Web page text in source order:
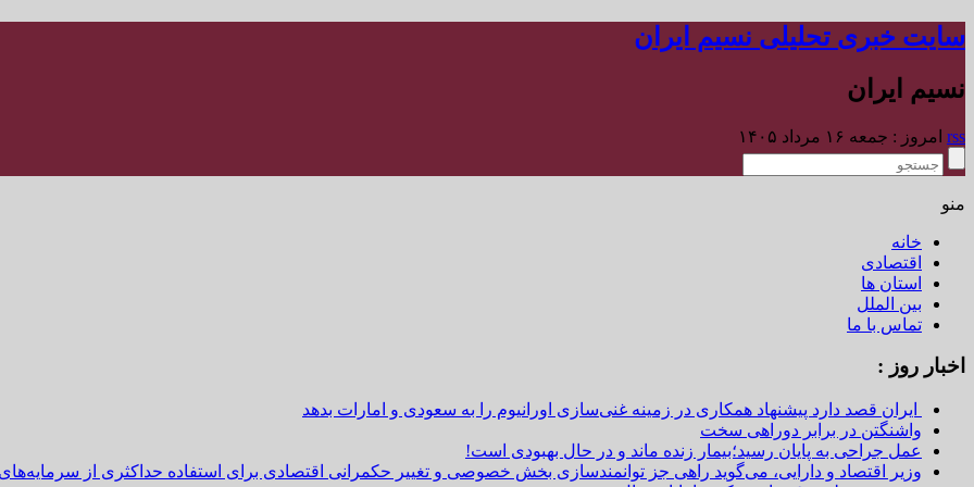
سایت خبری تحلیلی نسیم ایران
نسیم ایران
rss امروز : جمعه ۱۶ مرداد ۱۴۰۵
منو
خانه
اقتصادی
استان ها
بین الملل
تماس با ما
اخبار روز :
ایران قصد دارد پیشنهاد همکاری در زمینه غنی‌سازی اورانیوم را به سعودی و امارات بدهد
واشنگتن در برابر دوراهی سخت
عمل جراحی به پایان رسید؛بیمار زنده ماند و در حال بهبودی است!
وزیر اقتصاد و دارایی، می‌گوید راهی جز توانمندسازی بخش خصوصی و تغییر حکمرانی اقتصادی برای استفاده حداکثری از